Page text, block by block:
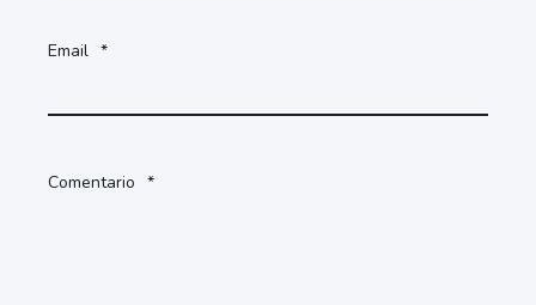
Email *
Comentario *